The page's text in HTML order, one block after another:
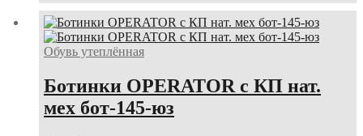
Обувь утеплённая
Ботинки OPERATOR с КП нат.
мех бот-145-юз